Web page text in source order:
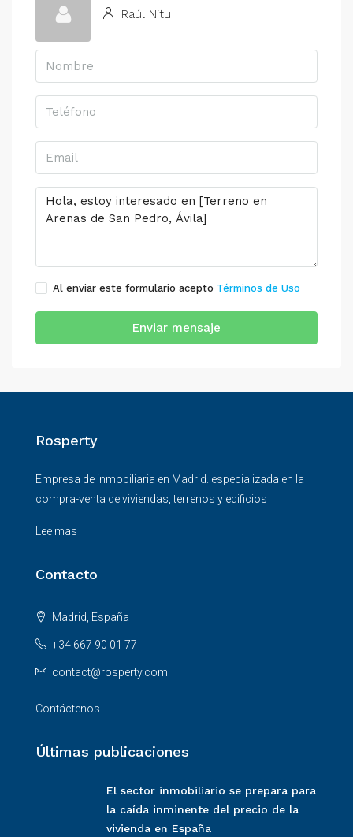
Raúl Nitu
Al enviar este formulario acepto Términos de Uso
Enviar mensaje
Rosperty
Empresa de inmobiliaria en Madrid. especializada en la
compra-venta de viviendas, terrenos y edificios
Lee mas
Contacto
Madrid, España
+34 667 90 01 77
contact@rosperty.com
Contáctenos
Últimas publicaciones
El sector inmobiliario se prepara para
la caída inminente del precio de la
vivienda en España